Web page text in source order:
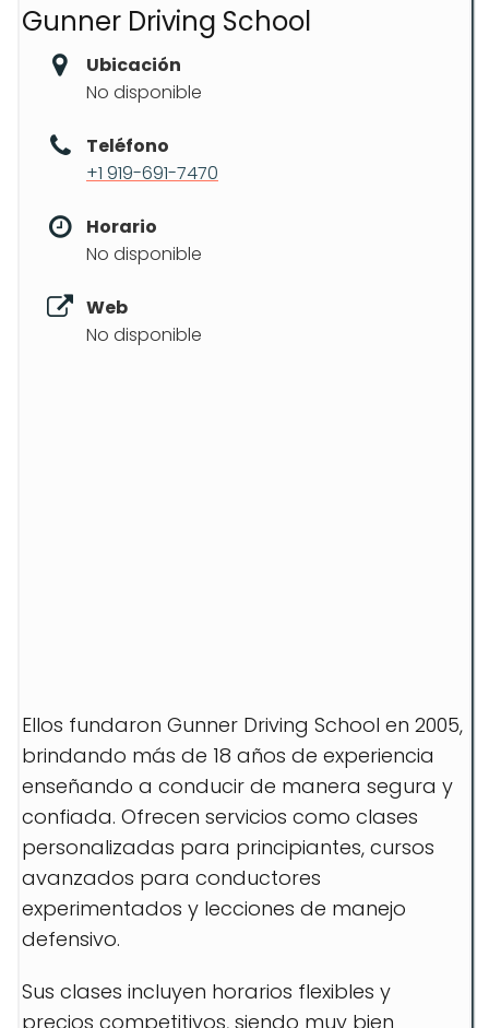
Gunner Driving School
Ubicación
No disponible
Teléfono
+1 919-691-7470
Horario
No disponible
Web
No disponible
Ellos fundaron Gunner Driving School en 2005,
brindando más de 18 años de experiencia
enseñando a conducir de manera segura y
confiada. Ofrecen servicios como clases
personalizadas para principiantes, cursos
avanzados para conductores
experimentados y lecciones de manejo
defensivo.
Sus clases incluyen horarios flexibles y
precios competitivos, siendo muy bien